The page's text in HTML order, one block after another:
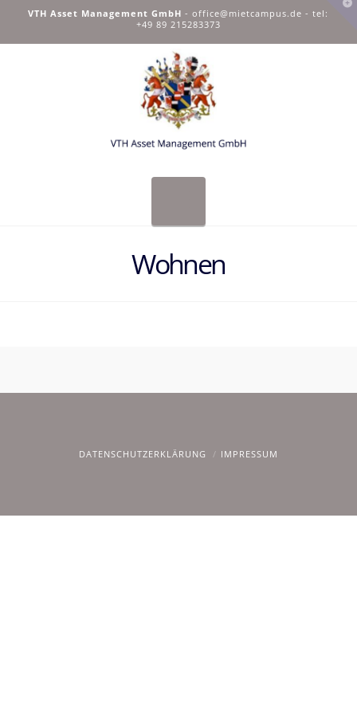
VTH Asset Management GmbH -office@mietcampus.de - tel:
+49 89 215283373
Wohnen
DATENSCHUTZERKLÄRUNG IMPRESSUM